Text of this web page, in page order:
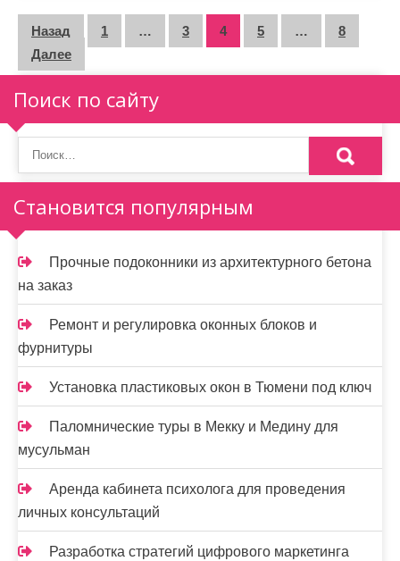
П
а
г
и
н
а
ц
и
я
з
а
п
и
с
е
й
Назад 1 … 3 4 5 …
8
Далее
Поиск по сайту
Становится популярным
Прочные подоконники из архитектурного бетона
на заказ
Ремонт и регулировка оконных блоков и
фурнитуры
Установка пластиковых окон в Тюмени под ключ
Паломнические туры в Мекку и Медину для
мусульман
Аренда кабинета психолога для проведения
личных консультаций
Разработка стратегий цифрового маркетинга